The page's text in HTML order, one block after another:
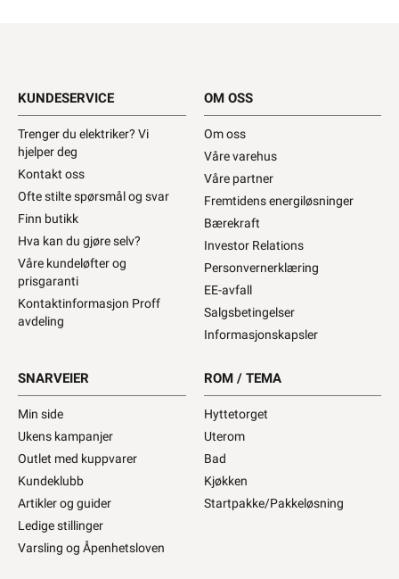
KUNDESERVICE
Trenger du elektriker? Vi
hjelper deg
Kontakt oss
Ofte stilte spørsmål og svar
Finn butikk
Hva kan du gjøre selv?
Våre kundeløfter og
prisgaranti
Kontaktinformasjon Proff
avdeling
OM OSS
Om oss
Våre varehus
Våre partner
Fremtidens energiløsninger
Bærekraft
Investor Relations
Personvernerklæring
EE-avfall
Salgsbetingelser
Informasjonskapsler
SNARVEIER
Min side
Ukens kampanjer
Outlet med kuppvarer
Kundeklubb
Artikler og guider
Ledige stillinger
Varsling og Åpenhetsloven
ROM / TEMA
Hyttetorget
Uterom
Bad
Kjøkken
Startpakke/Pakkeløsning